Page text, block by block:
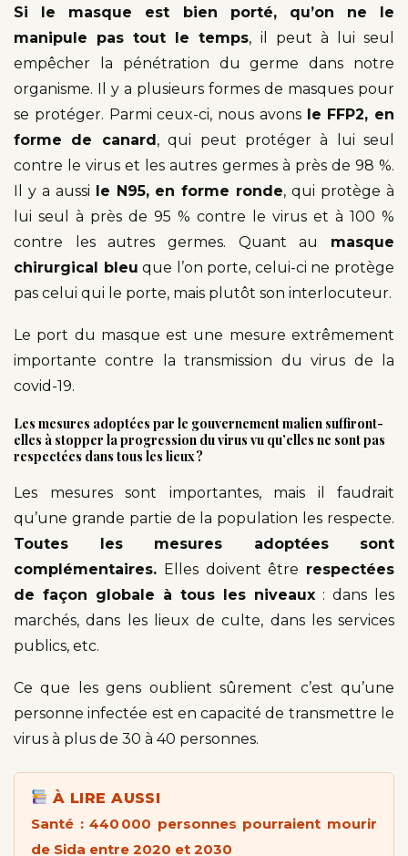
Si le masque est bien porté, qu’on ne le
manipule pas tout le temps, il peut à lui seul
empêcher la pénétration du germe dans notre
organisme. Il y a plusieurs formes de masques pour
se protéger. Parmi ceux-ci, nous avons le FFP2, en
forme de canard, qui peut protéger à lui seul
contre le virus et les autres germes à près de 98 %.
Il y a aussi le N95, en forme ronde, qui protège à
lui seul à près de 95 % contre le virus et à 100 %
contre les autres germes. Quant au masque
chirurgical bleu que l’on porte, celui-ci ne protège
pas celui qui le porte, mais plutôt son interlocuteur.
Le port du masque est une mesure extrêmement
importante contre la transmission du virus de la
covid-19.
Les mesures adoptées par le gouvernement malien suffiront-
elles à stopper la progression du virus vu qu’elles ne sont pas
respectées dans tous les lieux ?
Les mesures sont importantes, mais il faudrait
qu’une grande partie de la population les respecte.
Toutes les mesures adoptées sont
complémentaires. Elles doivent être respectées
de façon globale à tous les niveaux : dans les
marchés, dans les lieux de culte, dans les services
publics, etc.
Ce que les gens oublient sûrement c’est qu’une
personne infectée est en capacité de transmettre le
virus à plus de 30 à 40 personnes.
À LIRE AUSSI
Santé : 440 000 personnes pourraient mourir
de Sida entre 2020 et 2030